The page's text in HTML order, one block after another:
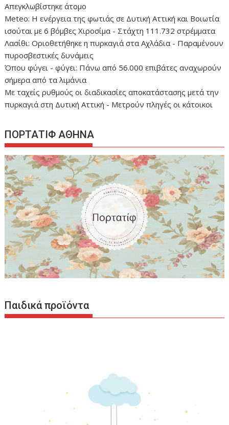
Απεγκλωβίστηκε άτομο
Meteo: Η ενέργεια της φωτιάς σε Δυτική Αττική και Βοιωτία
ισούται με 6 βόμβες Χιροσίμα - Στάχτη 111.732 στρέμματα
Λασίθι: Οριοθετήθηκε η πυρκαγιά στα Αχλάδια - Παραμένουν
πυροσβεστικές δυνάμεις
Όπου φύγει - φύγει: Πάνω από 56.000 επιβάτες αναχωρούν
σήμερα από τα λιμάνια
Με ταχείς ρυθμούς οι διαδικασίες αποκατάστασης μετά την
πυρκαγιά στη Δυτική Αττική - Μετρούν πληγές οι κάτοικοι
ΠΟΡΤΑΤΙΦ ΑΘΗΝΑ
Παιδικά προϊόντα